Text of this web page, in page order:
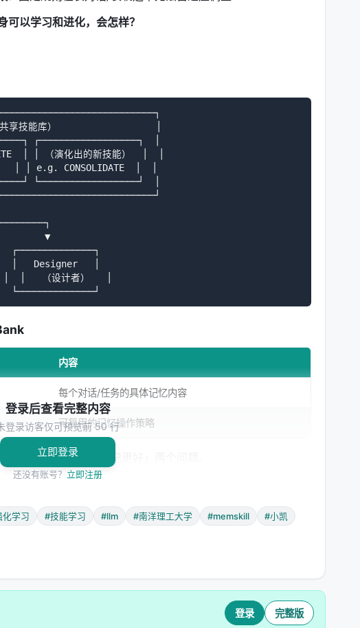
可以学习和进化，会怎样？
技能库）                  │
┌──────────────────┐  │
│ │ （演化出的新技能）  │  │
e.g. CONSOLIDATE  │  │
└──────────────────┘  │
▼
┌──────────────┐
│   Designer   │
│   （设计者）   │
内容
每个对话/任务的具体记忆内容
可复用的记忆操作策略
了什么」和「怎么记更好」两个问题。
登录后查看完整内容
登录访客仅可预览前 50 行
立即登录
还没有账号？ 立即注册
化学习 #技能学习 #llm #南洋理工大学 #memskill #小凯
登录 完整版